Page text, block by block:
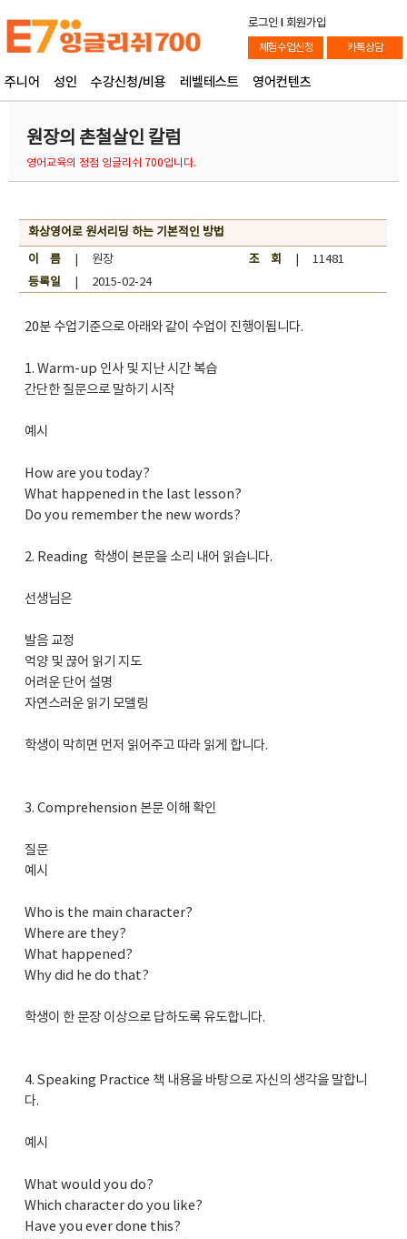
로그인 l 회원가입
체험수업신청 카톡상담
주니어 성인 수강신청/비용 레벨테스트 영어컨텐츠
원장의 촌철살인 칼럼
영어교육의 정점 잉글리쉬 700입니다.
화상영어로 원서리딩 하는 기본적인 방법
이 름| 원장 조 회
| 11481
등록일| 2015-02-24
20분 수업기준으로 아래와 같이 수업이 진행이됩니다.
1. Warm-up 인사 및 지난 시간 복습
간단한 질문으로 말하기 시작
예시
How are you today?
What happened in the last lesson?
Do you remember the new words?
2. Reading 학생이 본문을 소리 내어 읽습니다.
선생님은
발음 교정
억양 및 끊어 읽기 지도
어려운 단어 설명
자연스러운 읽기 모델링
학생이 막히면 먼저 읽어주고 따라 읽게 합니다.
3. Comprehension 본문 이해 확인
질문
예시
Who is the main character?
Where are they?
What happened?
Why did he do that?
학생이 한 문장 이상으로 답하도록 유도합니다.
4. Speaking Practice 책 내용을 바탕으로 자신의 생각을 말합니
다.
예시
What would you do?
Which character do you like?
Have you ever done this?